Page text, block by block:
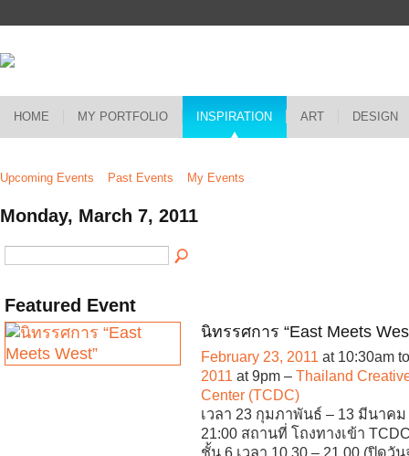
HOME MY PORTFOLIO INSPIRATION ART DESIGN
Upcoming Events Past Events My Events
Monday, March 7, 2011
Featured Event
นิทรรศการ “East Meets
February 23, 2011 at 10:30am
2011 at 9pm – Thailand
Center (TCDC)
เวลา 23 กุมภาพันธ์ – 13 มีนาคม
21:00 สถานที่ โถงทางเข้า
ชั้น 6 เวลา 10.30 – 21.00 (ปิดวั